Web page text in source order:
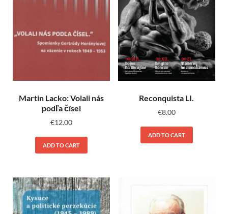
Martin Lacko: Volali nás
podľa čísel
€12.00
ADD TO CART
Reconquista LI.
€8.00
ADD TO CART